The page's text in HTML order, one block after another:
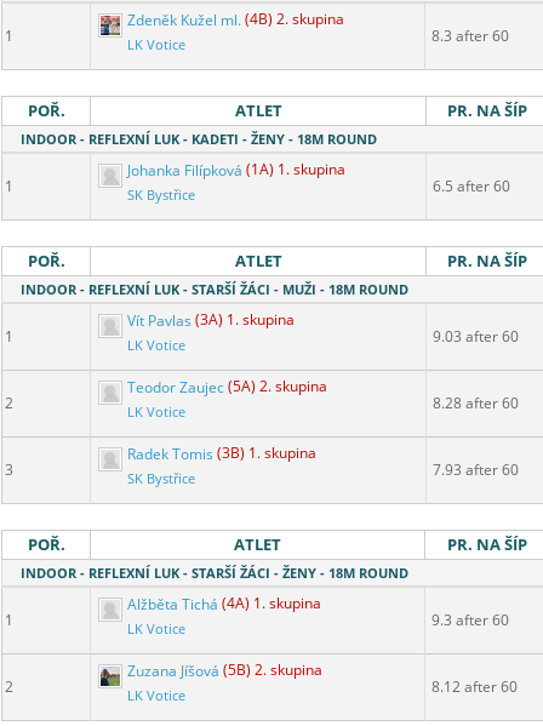
1
Zdeněk Kužel ml.(4B) 2. skupina
LK Votice 8.3 after 60
POŘ. ATLET PR. NA ŠÍP
INDOOR - REFLEXNÍ LUK - KADETI - ŽENY - 18M ROUND
1
Johanka Filípková (1A) 1. skupina
SK Bystřice 6.5 after 60
POŘ. ATLET PR. NA ŠÍP
INDOOR - REFLEXNÍ LUK - STARŠÍ ŽÁCI - MUŽI - 18M ROUND
1
Vít Pavlas (3A) 1. skupina
LK Votice 9.03 after 60
2
Teodor Zaujec(5A) 2. skupina
LK Votice 8.28 after 60
3
Radek Tomis (3B) 1. skupina
SK Bystřice 7.93 after 60
POŘ. ATLET PR. NA ŠÍP
INDOOR - REFLEXNÍ LUK - STARŠÍ ŽÁCI - ŽENY - 18M ROUND
1
Alžběta Tichá (4A) 1. skupina
LK Votice 9.3 after 60
2
Zuzana Jíšová (5B) 2. skupina
LK Votice 8.12 after 60